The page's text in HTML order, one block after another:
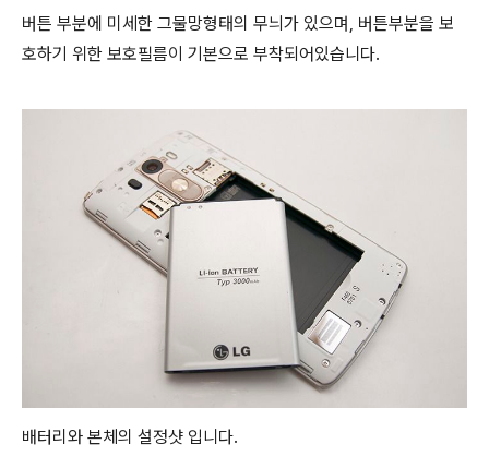
버튼 부분에 미세한 그물망형태의 무늬가 있으며, 버튼부분을 보
호하기 위한 보호필름이 기본으로 부착되어있습니다.
배터리와 본체의 설정샷 입니다.